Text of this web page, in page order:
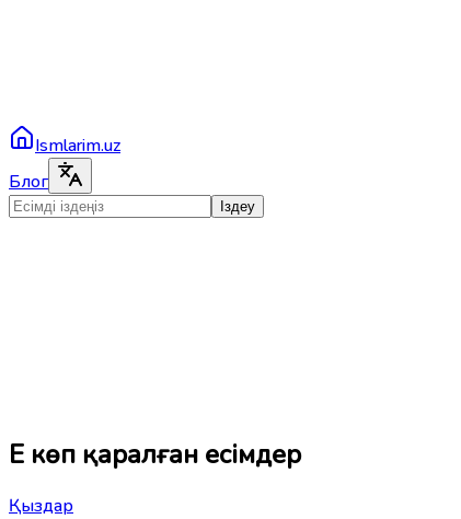
Ismlarim.uz
Блог
Іздеу
Ең көп қаралған есімдер
Қыздар